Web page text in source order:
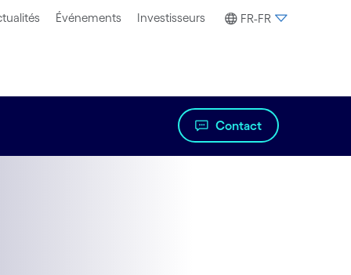
Événements Investisseurs FR-FR
Contact